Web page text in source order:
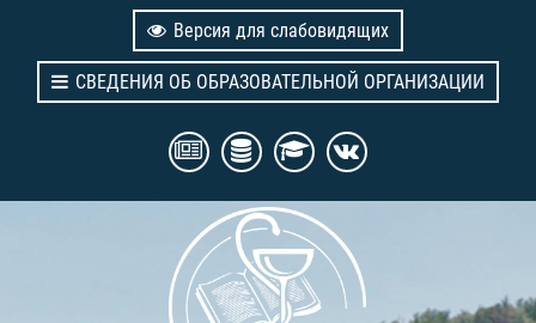
Версия для слабовидящих
СВЕДЕНИЯ ОБ ОБРАЗОВАТЕЛЬНОЙ ОРГАНИЗАЦИИ